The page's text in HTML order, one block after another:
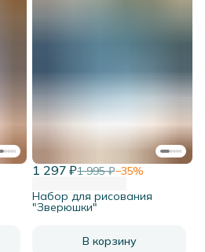
1 297 ₽1 995 ₽−35%
Набор для рисования
"Зверюшки"
В корзину